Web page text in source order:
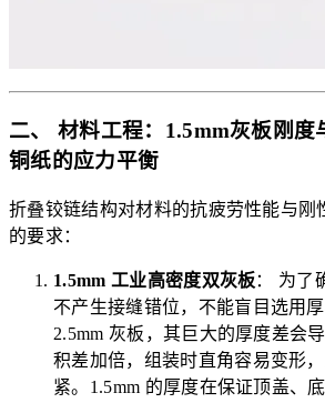
二、 材料工程：1.5mm灰板刚度
铜纸的应力平衡
折叠铰链结构对材料的抗疲劳性能与刚
的要求：
1.5mm 工业高密度双灰板： 为了
不产生接缝错位，不能盲目选用
2.5mm 灰板，其巨大的厚度差会
积差加倍，组装时直角容易变形
紧。1.5mm 的厚度在保证顶盖、